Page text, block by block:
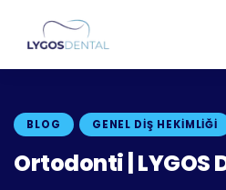
BLOG GENEL DIŞ HEKIMLIĞI
Ortodonti | LYGOS